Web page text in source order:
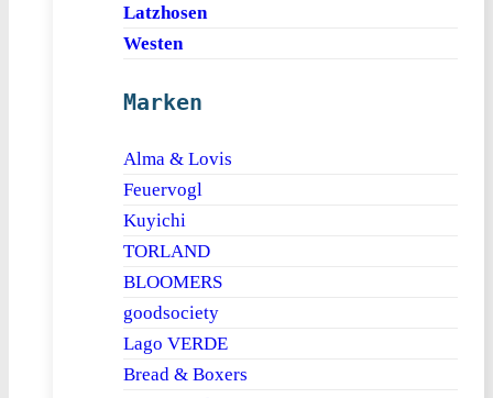
Latzhosen
Westen
Marken
Alma & Lovis
Feuervogl
Kuyichi
TORLAND
BLOOMERS
goodsociety
Lago VERDE
Bread & Boxers